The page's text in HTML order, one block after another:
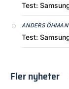
Test:
ANDERS ÖHMAN
Test:
Fler nyheter